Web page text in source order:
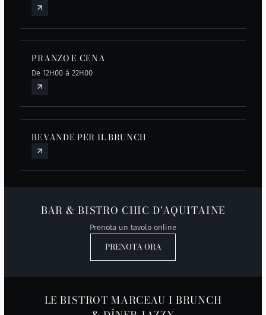
PRANZO E CENA
De 12H00 à 22H00
BEVANDE PER IL BRUNCH
BAR & BISTRO CHIC D'AQUITAINE
Prenota un tavolo online
PRENOTA ORA
LE BISTROT MARCEAU I BRUNCH